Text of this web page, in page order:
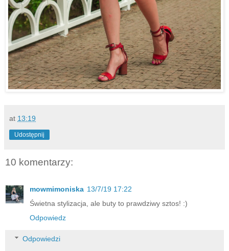
at 13:19
Udostępnij
10 komentarzy:
mowmimoniska 13/7/19 17:22
Świetna stylizacja, ale buty to prawdziwy sztos! :)
Odpowiedz
Odpowiedzi